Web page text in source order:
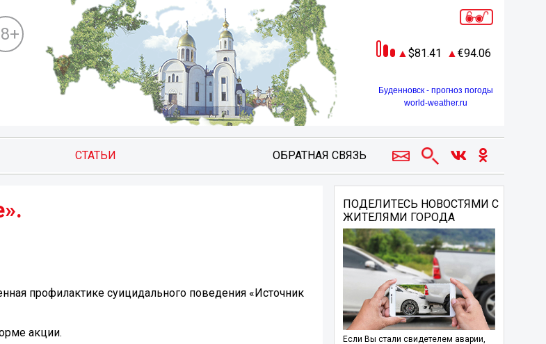
81.41 94.06
Буденновск - прогноз погоды
world-weather.ru
СТАТЬИ ОБРАТНАЯ СВЯЗЬ
профилактике суицидального поведения «Источник
акции.
ПОДЕЛИТЕСЬ НОВОСТЯМИ С
ЖИТЕЛЯМИ ГОРОДА
Если Вы стали свидетелем аварии,